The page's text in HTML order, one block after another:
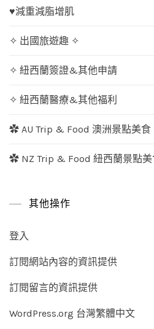
♥減重減脂增肌
✧ 出國旅遊趣 ✧
✧ 紐西蘭簽證&其他申請
✧ 紐西蘭醫療&其他福利
✿ AU Trip & Food 澳洲景點美食
✿ NZ Trip & Food 紐西蘭景點美
其他操作
登入
訂閱網站內容的資訊提供
訂閱留言的資訊提供
WordPress.org 台灣繁體中文